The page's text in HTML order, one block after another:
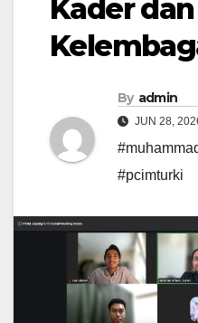
Kader dan
By admin
JUN 28,
#pcimturki